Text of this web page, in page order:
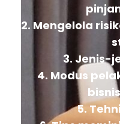
2. Mengelola
3. Jenis-
4. Modus
5.